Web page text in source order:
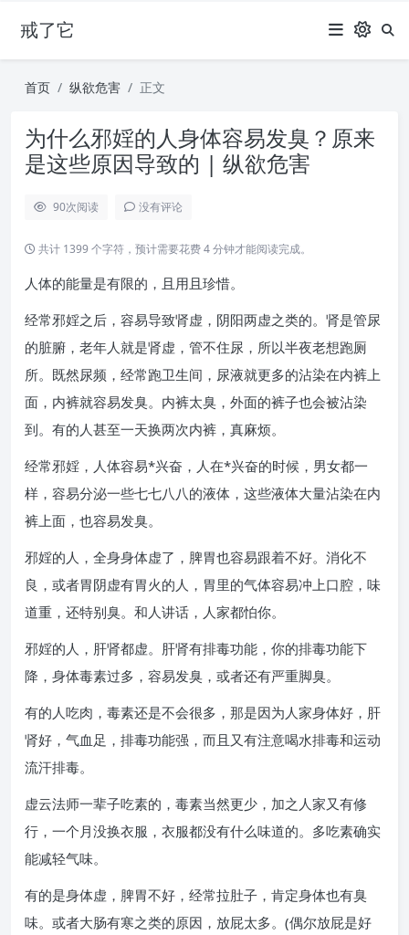
戒了它
首页 纵欲危害 正文
为什么邪婬的人身体容易发臭？原来
是这些原因导致的 | 纵欲危害
90次阅读 没有评论
共计 1399 个字符，预计需要花费 4 分钟才能阅读完成。
人体的能量是有限的，且用且珍惜。
经常邪婬之后，容易导致肾虚，阴阳两虚之类的。肾是管尿
的脏腑，老年人就是肾虚，管不住尿，所以半夜老想跑厕
所。既然尿频，经常跑卫生间，尿液就更多的沾染在内裤上
面，内裤就容易发臭。内裤太臭，外面的裤子也会被沾染
到。有的人甚至一天换两次内裤，真麻烦。
经常邪婬，人体容易*兴奋，人在*兴奋的时候，男女都一
样，容易分泌一些七七八八的液体，这些液体大量沾染在内
裤上面，也容易发臭。
邪婬的人，全身身体虚了，脾胃也容易跟着不好。消化不
良，或者胃阴虚有胃火的人，胃里的气体容易冲上口腔，味
道重，还特别臭。和人讲话，人家都怕你。
邪婬的人，肝肾都虚。肝肾有排毒功能，你的排毒功能下
降，身体毒素过多，容易发臭，或者还有严重脚臭。
有的人吃肉，毒素还是不会很多，那是因为人家身体好，肝
肾好，气血足，排毒功能强，而且又有注意喝水排毒和运动
流汗排毒。
虚云法师一辈子吃素的，毒素当然更少，加之人家又有修
行，一个月没换衣服，衣服都没有什么味道的。多吃素确实
能减轻气味。
有的是身体虚，脾胃不好，经常拉肚子，肯定身体也有臭
味。或者大肠有寒之类的原因，放屁太多。(偶尔放屁是好